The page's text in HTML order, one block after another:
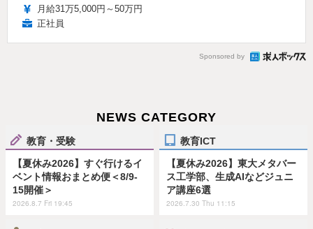
月給31万5,000円～50万円
正社員
Sponsored by
NEWS CATEGORY
教育・受験
【夏休み2026】すぐ行けるイ
ベント情報おまとめ便＜8/9-
15開催＞
2026.8.7 Fri 19:45
教育ICT
【夏休み2026】東大メタバー
ス工学部、生成AIなどジュニ
ア講座6選
2026.7.30 Thu 11:15